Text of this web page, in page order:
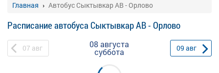
Главная Автобус Сыктывкар АВ - Орлово
Расписание автобуса Сыктывкар АВ - Орлово
07 авг 08 августа
суббота 09 авг